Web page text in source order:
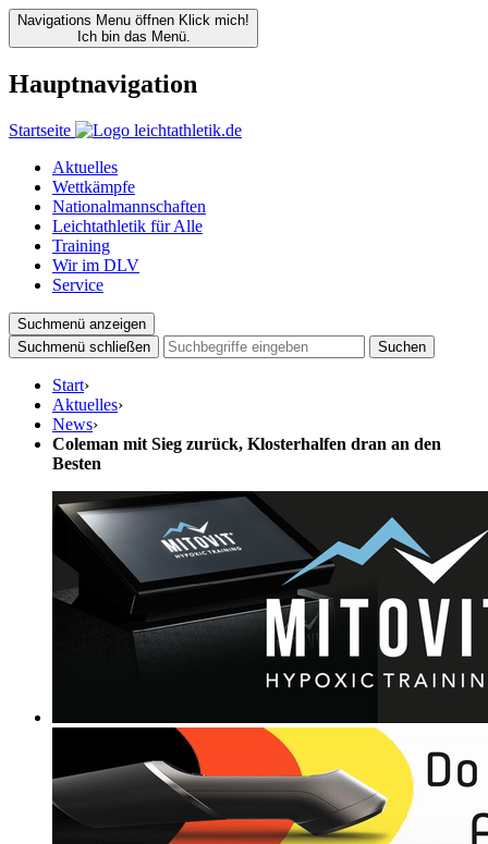
Navigations Menu öffnen Klick mich!
Ich bin das Menü.
Hauptnavigation
Startseite
Aktuelles
Wettkämpfe
Nationalmannschaften
Leichtathletik für Alle
Training
Wir im DLV
Service
Suchmenü anzeigen
Suchmenü schließen
Suchen
Start›
Aktuelles›
News›
Coleman mit Sieg zurück, Klosterhalfen dran an den
Besten